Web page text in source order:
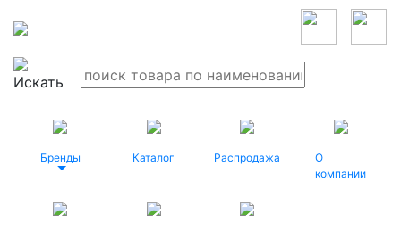
Бренды Каталог Распродажа
О
компании